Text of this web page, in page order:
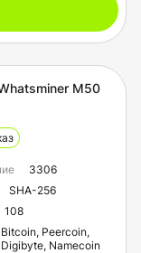
M50
3306
SHA-256
108
Bitcoin, Peercoin,
Digibyte, Namecoin